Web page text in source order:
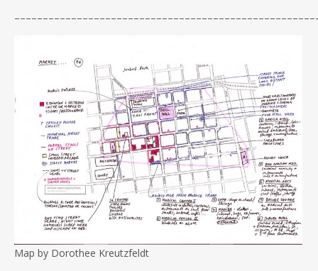
–––––––––––––––––––––––––––––––––––––––––––––––––
Map by Dorothee Kreutzfeldt